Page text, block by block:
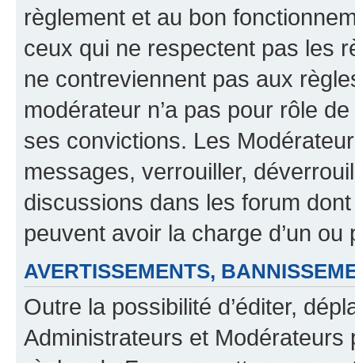
règlement et au bon
ceux qui ne respectent pas les
ne contreviennent pas aux
modérateur n’a pas pour rôle
ses convictions. Les
messages, verrouiller,
discussions dans les forum
peuvent avoir la charge d’un
AVERTISSEMENTS,
Outre la possibilité d’éditer,
Administrateurs et